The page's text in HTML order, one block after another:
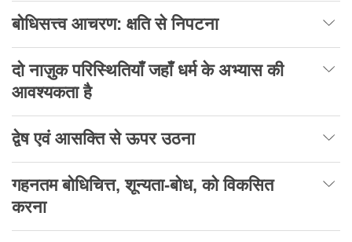
बोधिसत्त्व आचरण: क्षति से निपटना
दो नाज़ुक परिस्थितियाँ जहाँ धर्म के अभ्यास की
आवश्यकता है
द्वेष एवं आसक्ति से ऊपर उठना
गहनतम बोधिचित्त, शून्यता-बोध, को विकसित
करना